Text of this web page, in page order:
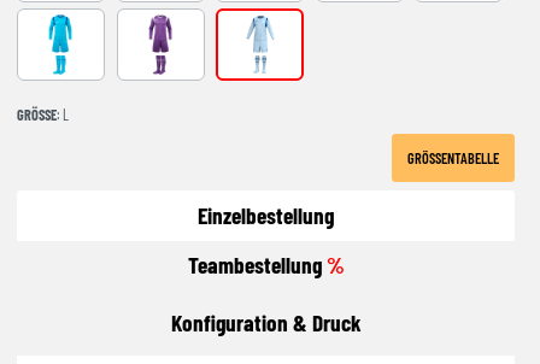
Turquoise Purple LIGHT BLUE
GRÖSSE : L
GRÖSSENTABELLE
Einzelbestellung
Teambestellung%
Konfiguration & Druck